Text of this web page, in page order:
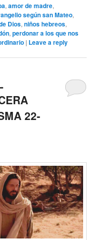
,amor de madre,
según san Mateo,
Dios,niños hebreos,
,perdonar a los que nos
| Leave a reply
22-